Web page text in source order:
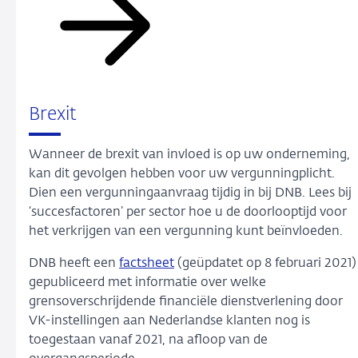
Brexit
Wanneer de brexit van invloed is op uw onderneming,
kan dit gevolgen hebben voor uw vergunningplicht.
Dien een vergunningaanvraag tijdig in bij DNB. Lees bij
‘succesfactoren’ per sector hoe u de doorlooptijd voor
het verkrijgen van een vergunning kunt beïnvloeden.
DNB heeft een factsheet (geüpdatet op 8 februari 2021)
gepubliceerd met informatie over welke
grensoverschrijdende financiële dienstverlening door
VK-instellingen aan Nederlandse klanten nog is
toegestaan vanaf 2021, na afloop van de